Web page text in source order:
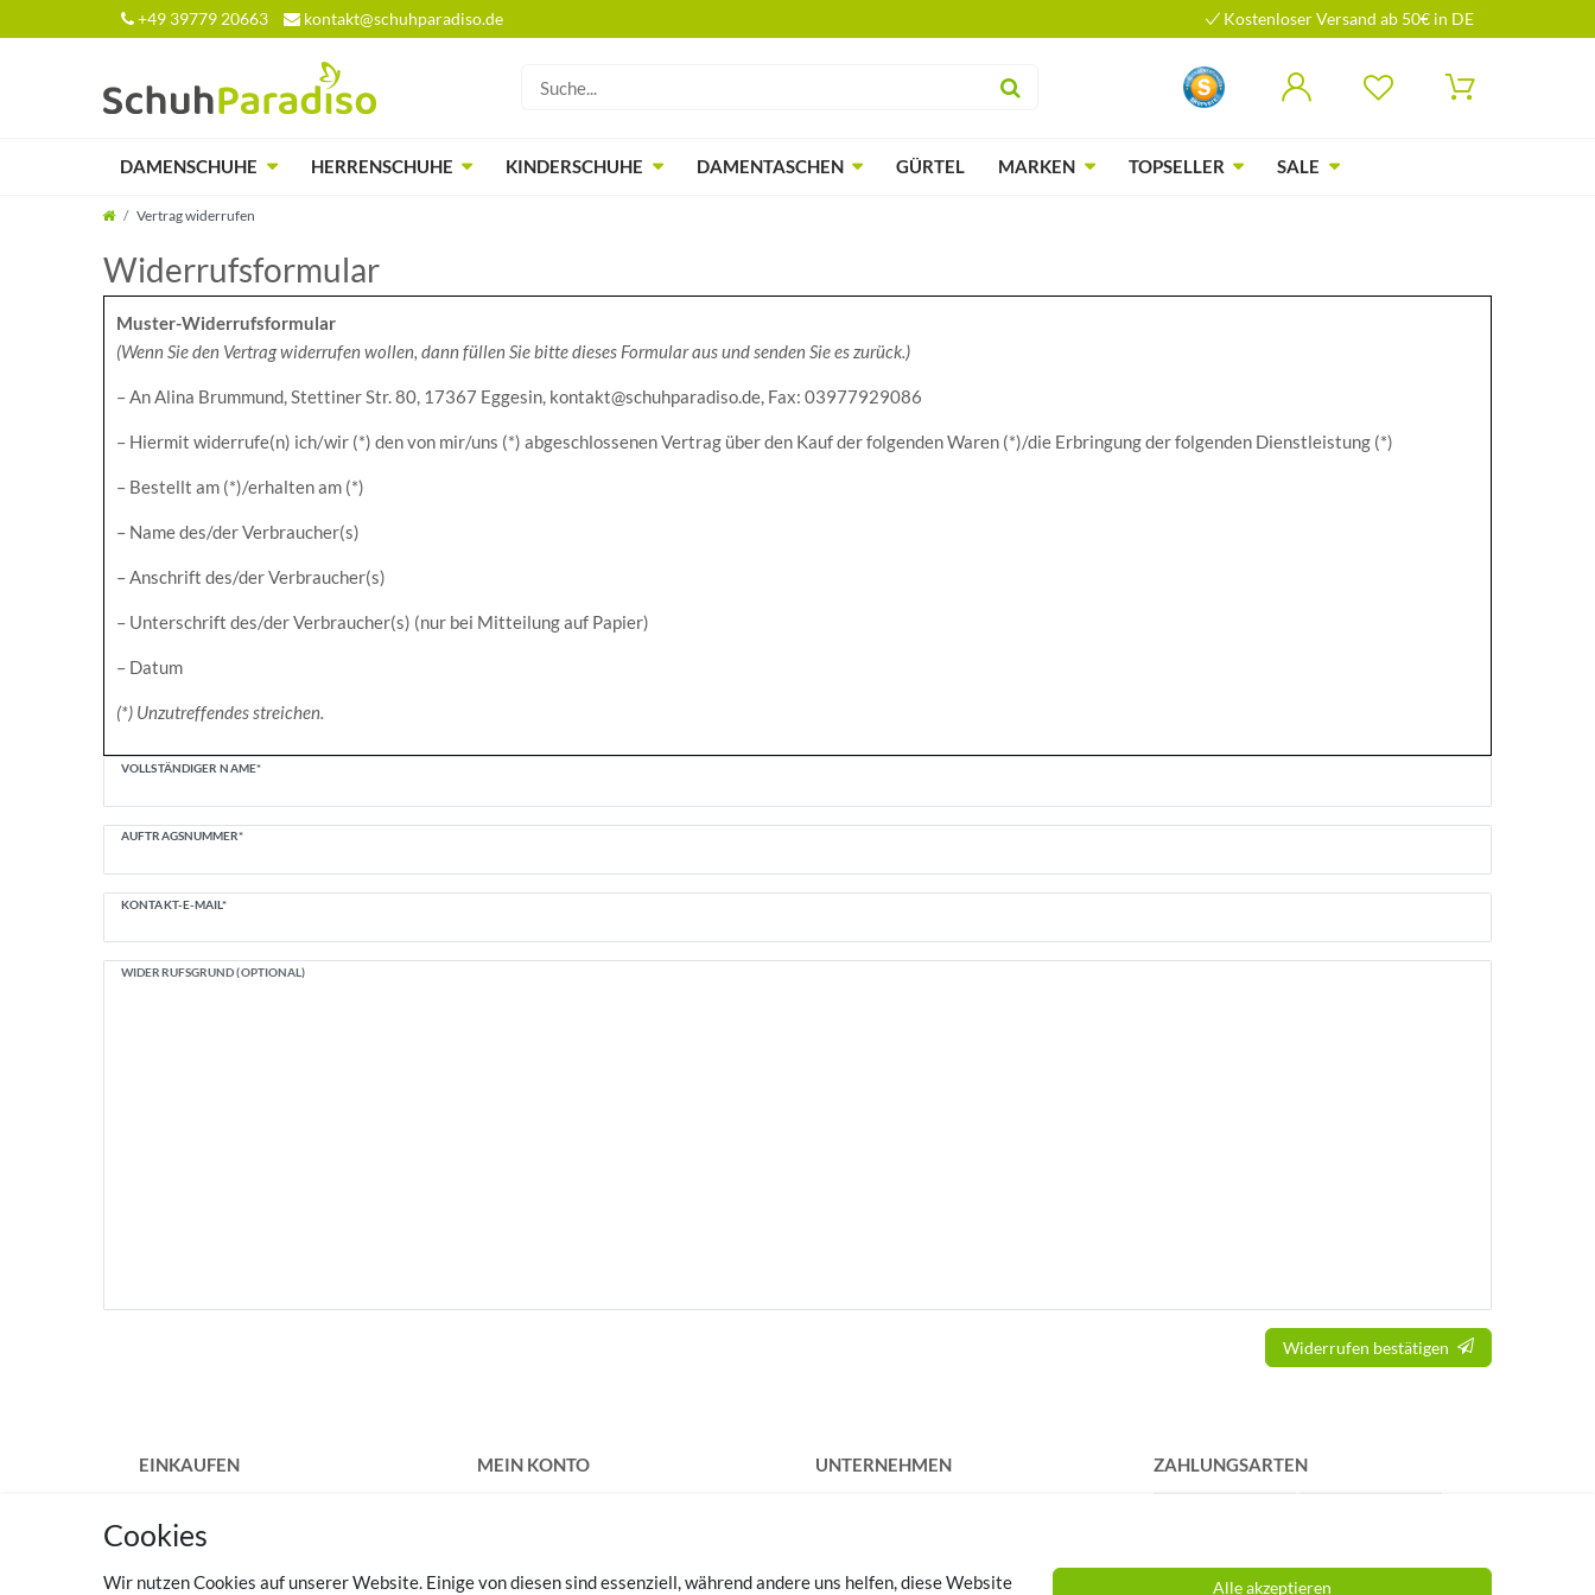
+49 39779 20663 kontakt@schuhparadiso.de Kostenloser Versand ab 50€ in DE
DAMENSCHUHE HERRENSCHUHE KINDERSCHUHE DAMENTASCHEN GÜRTEL MARKEN TOPSELLER SALE
Vertrag widerrufen
Widerrufs­formular
Muster-Widerrufsformular
(Wenn Sie den Vertrag widerrufen wollen, dann füllen Sie bitte dieses Formular aus und senden Sie es zurück.)
– An Alina Brummund, Stettiner Str. 80, 17367 Eggesin, kontakt@schuhparadiso.de, Fax: 03977929086
– Hiermit widerrufe(n) ich/wir (*) den von mir/uns (*) abgeschlossenen Vertrag über den Kauf der folgenden Waren (*)/die Erbringung der folgenden Dienstleistung (*)
– Bestellt am (*)/erhalten am (*)
– Name des/der Verbraucher(s)
– Anschrift des/der Verbraucher(s)
– Unterschrift des/der Verbraucher(s) (nur bei Mitteilung auf Papier)
– Datum
(*) Unzutreffendes streichen.
VOLLSTÄNDIGER NAME*
AUFTRAGSNUMMER*
KONTAKT-E-MAIL*
WIDERRUFSGRUND (OPTIONAL)
Ceres::Template.mailFormHoneypotLabel
Widerrufen bestätigen
EINKAUFEN
Versandkosten
MEIN KONTO
UNTERNEHMEN
ZAHLUNGSARTEN
Cookies
Wir nutzen Cookies auf unserer Website. Einige von diesen sind essenziell, während andere uns helfen, diese Website Alle akzeptieren